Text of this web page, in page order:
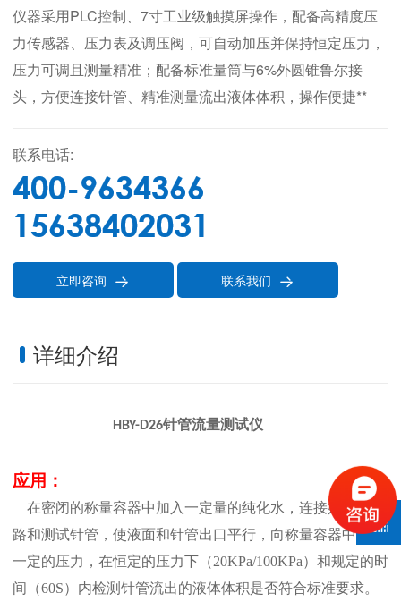
仪器采用PLC控制、7寸工业级触摸屏操作，配备高精度压
力传感器、压力表及调压阀，可自动加压并保持恒定压力，
压力可调且测量精准；配备标准量筒与6%外圆锥鲁尔接
头，方便连接针管、精准测量流出液体体积，操作便捷**
联系电话:
400-9634366
15638402031
立即咨询  联系我们 
详细介绍
HBY-D26针管流量测试仪
应用：
在密闭的称量容器中加入一定量的纯化水，连接好供液管
路和测试针管，使液面和针管出口平行，向称量容器中施加
一定的压力，在恒定的压力下（20KPa/100KPa） 和规定的时
间 （60S） 内检测针管流出的液体体积是否符合标准要求。